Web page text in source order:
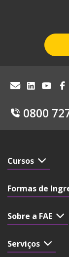
0800
Cursos
Formas de
Sobre a FAE
Serviços